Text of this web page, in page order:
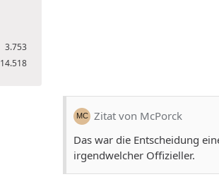
3.753
14.518
Zitat von McPorck
Das war die Entscheidung
irgendwelcher Offizieller.